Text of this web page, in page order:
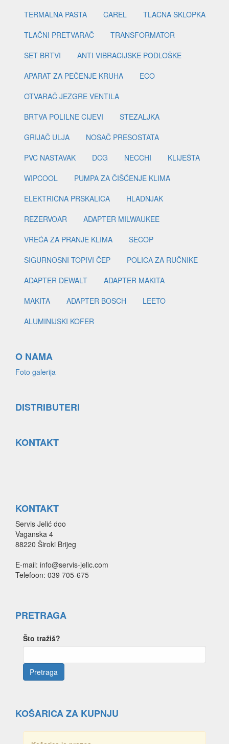
TERMALNA PASTA
CAREL
TLAČNA SKLOPKA
TLAČNI PRETVARAČ
TRANSFORMATOR
SET BRTVI
ANTI VIBRACIJSKE PODLOŠKE
APARAT ZA PEČENJE KRUHA
ECO
OTVARAČ JEZGRE VENTILA
BRTVA POLILNE CIJEVI
STEZALJKA
GRIJAČ ULJA
NOSAČ PRESOSTATA
PVC NASTAVAK
DCG NECCHI
KLIJEŠTA
WIPCOOL
PUMPA ZA ČIŠĆENJE KLIMA
ELEKTRIČNA PRSKALICA
HLADNJAK
REZERVOAR
ADAPTER MILWAUKEE
VREĆA ZA PRANJE KLIMA
SECOP
SIGURNOSNI TOPIVI ČEP
POLICA ZA RUČNIKE
ADAPTER DEWALT
ADAPTER MAKITA
MAKITA
ADAPTER BOSCH
LEETO
ALUMINIJSKI KOFER
O NAMA
Foto galerija
DISTRIBUTERI
KONTAKT
KONTAKT
Servis Jelić doo
Vaganska 4
88220 Široki Brijeg
E-mail: info@servis-jelic.com
Telefoon: 039 705-675
PRETRAGA
Što tražiš?
KOŠARICA ZA KUPNJU